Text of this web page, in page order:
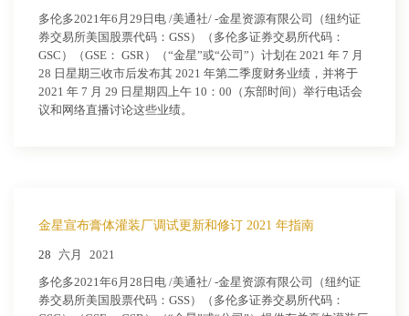
多伦多2021年6月29日电 /美通社/ -金星资源有限公司（纽约证
券交易所美国股票代码：GSS）（多伦多证券交易所代码：
GSC）（GSE： GSR）（“金星”或“公司”）计划在 2021 年 7 月
28 日星期三收市后发布其 2021 年第二季度财务业绩，并将于
2021 年 7 月 29 日星期四上午 10：00（东部时间）举行电话会
议和网络直播讨论这些业绩。
金星宣布膏体灌装厂调试更新和修订 2021 年指南
28 六月 2021
多伦多2021年6月28日电 /美通社/ -金星资源有限公司（纽约证
券交易所美国股票代码：GSS）（多伦多证券交易所代码：